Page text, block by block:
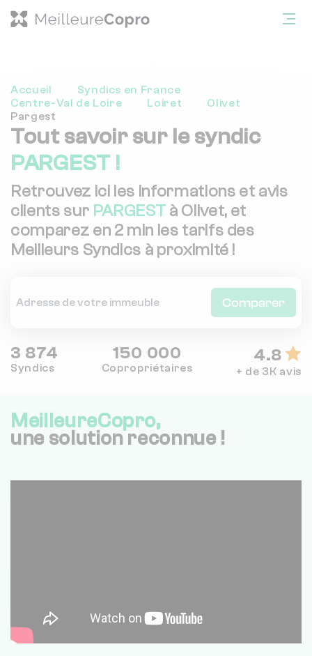
Accueil
Syndics en France
Centre-Val de Loire
Loiret
Olivet
Pargest
Tout savoir sur le syndic
PARGEST !
Retrouvez ici les informations et avis
clients sur PARGEST à Olivet, et
comparez en 2 min les tarifs des
Meilleurs Syndics à proximité !
Comparer
3 874
Syndics
150 000
Copropriétaires
4.8
+ de 3K avis
MeilleureCopro,
une solution reconnue !